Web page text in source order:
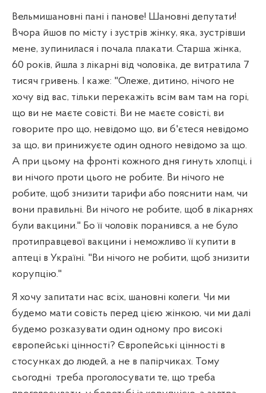
Вельмишановні пані і панове! Шановні депутати!
Вчора йшов по місту і зустрів жінку, яка, зустрівши
мене, зупинилася і почала плакати. Старша жінка,
60 років, йшла з лікарні від чоловіка, де витратила 7
тисяч гривень. І каже: "Олеже, дитино, нічого не
хочу від вас, тільки перекажіть всім вам там на горі,
що ви не маєте совісті. Ви не маєте совісті, ви
говорите про що, невідомо що, ви б'єтеся невідомо
за що, ви принижуєте один одного невідомо за що.
А при цьому на фронті кожного дня гинуть хлопці, і
ви нічого проти цього не робите. Ви нічого не
робите, щоб знизити тарифи або пояснити нам, чи
вони правильні. Ви нічого не робите, щоб в лікарнях
були вакцини." Бо її чоловік поранився, а не було
протиправцевої вакцини і неможливо її купити в
аптеці в Україні. "Ви нічого не робити, щоб знизити
корупцію."
Я хочу запитати нас всіх, шановні колеги. Чи ми
будемо мати совість перед цією жінкою, чи ми далі
будемо розказувати один одному про високі
європейські цінності? Європейські цінності в
стосунках до людей, а не в папірчиках. Тому
сьогодні треба проголосувати те, що треба